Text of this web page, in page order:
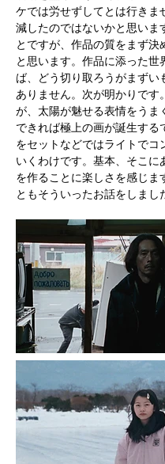
ケでは労せずしてとは行きま
減したのではないかと思いま
とですが、作品の質をまず決
と思います。作品に添った世
ば、どう切り取ろうがまずい
ありません。次が明かりです
が、太陽が魅せる表情をうま
できれば極上の画が誕生する
をセットなどではライトでコ
いくわけです。基本、そこに
を作ることに楽しさを感じま
ともそういったお話をしまし